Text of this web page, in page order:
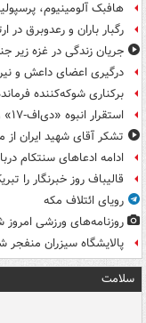
هافبک آلومینیوم،
رگبار باران و رعدوبرق در
جریان زندگی در غزه زیر
درگیری اعضای داعش و
برکناری شوکه‌کننده
استقرار انبوه «دی‌اف‑۱۷» و پایان عصر پدافند آمریکا +عکس
تشکر آقای شهید ایران از
ادامه ادعاهای سنتکام
قالیباف روز خبرنگار را
رویای ائتلاف مکه
روزنامه‌های ورزشی امروز ‌شنبه ۱۷
پالایشگاه سیزران منفجر
سلامت